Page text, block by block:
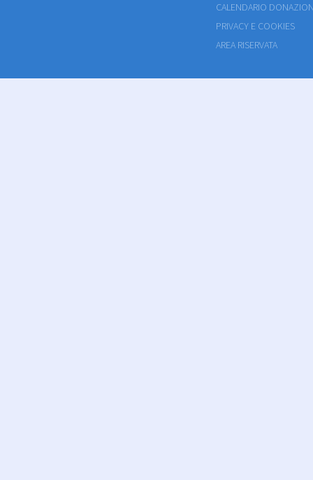
CALENDARIO
PRIVACY E COOKIES
AREA RISERVATA